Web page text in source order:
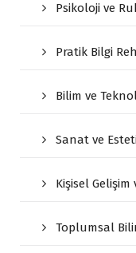
Psikoloji ve
Pratik Bilgi
Bilim ve
Sanat ve
Kişisel Gelişim
Toplumsal